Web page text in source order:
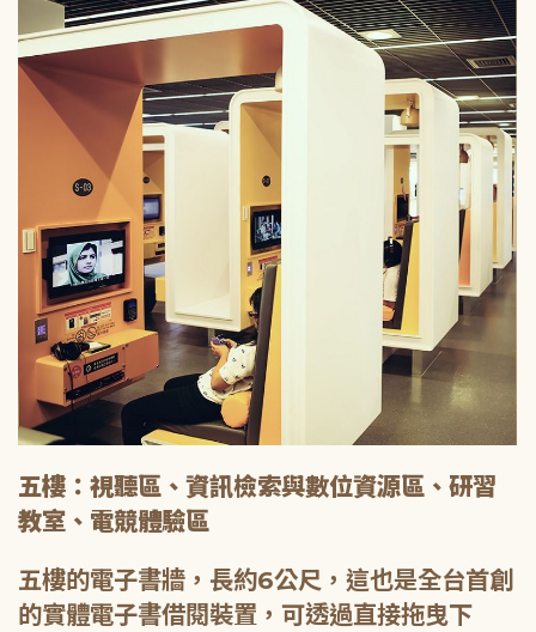
五樓：視聽區、資訊檢索與數位資源區、研習
教室、電競體驗區
五樓的電子書牆，長約6公尺，這也是全台首創
的實體電子書借閱裝置，可透過直接拖曳下